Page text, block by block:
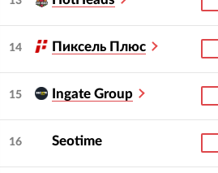
14 Пиксель Плюс
15 Ingate Group
16 Seotime